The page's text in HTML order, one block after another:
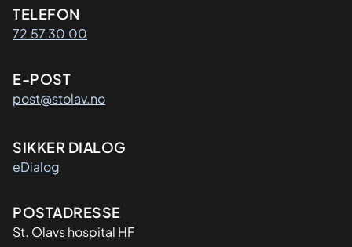
Kontaktinformasjon
TELEFON
72 57 30 00
E-POST
post@stolav.no
SIKKER DIALOG
eDialog
Adresse
POSTADRESSE
St. Olavs hospital HF